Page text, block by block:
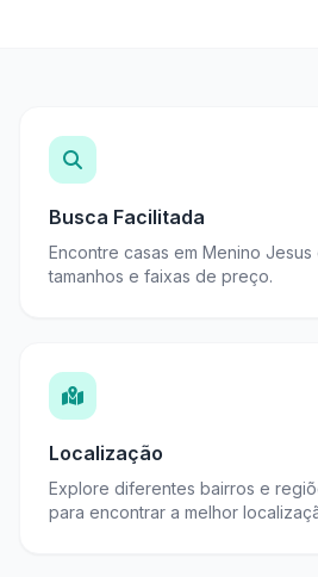
Busca Facilitada
Encontre casas em Menino Jesus
tamanhos e faixas de preço.
Localização
Explore diferentes bairros e
para encontrar a melhor